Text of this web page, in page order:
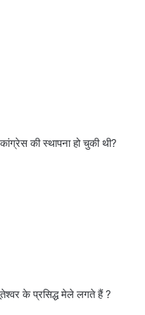
की स्थापना हो चुकी थी?
के प्रसिद्ध मेले लगते हैं ?